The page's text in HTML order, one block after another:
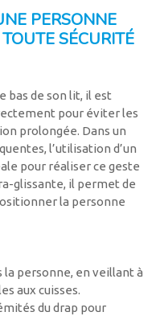
PERSONNE
SÉCURITÉ
bas de son lit, il est
pour éviter les
prolongée. Dans un
l’utilisation d’un
pour réaliser ce geste
glissante, il permet de
la personne
la personne, en veillant à
aux cuisses.
du drap pour